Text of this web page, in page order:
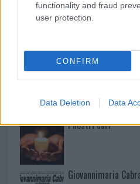
functionality and fraud
user protection.
CONFIRM
Data Deletion Data
I nostri cari
I nostri cari
Giovannimaria